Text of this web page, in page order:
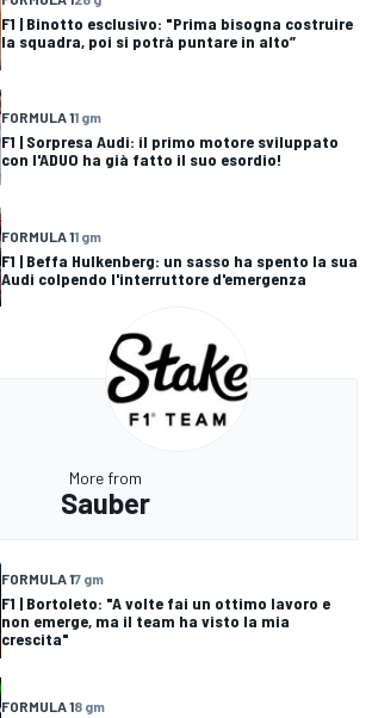
F1 | Binotto esclusivo: "Prima bisogna costruire
la squadra, poi si potrà puntare in alto”
FORMULA 11 gm
F1 | Sorpresa Audi: il primo motore sviluppato
con l'ADUO ha già fatto il suo esordio!
FORMULA 11 gm
F1 | Beffa Hulkenberg: un sasso ha spento la sua
Audi colpendo l'interruttore d'emergenza
More from
Sauber
FORMULA 17 gm
F1 | Bortoleto: "A volte fai un ottimo lavoro e
non emerge, ma il team ha visto la mia
crescita"
FORMULA 18 gm